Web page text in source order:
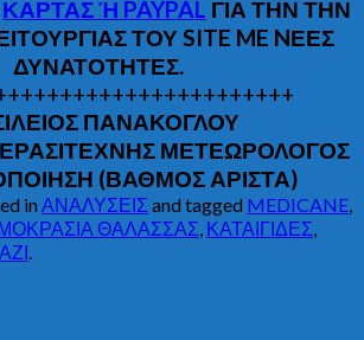
ΚΑΡΤΑΣ Ή PAYPAL ΓΙΑ ΤΗΝ ΤΗΝ
ΤΟΥ SITE ME NΕΕΣ
ΔΥΝΑΤΟΤΗΤΕΣ.
ΠΑΝΑΚΟΓΛΟΥ
ΜΕΤΕΩΡΟΛΟΓΟΣ
(ΒΑΘΜΟΣ ΑΡΙΣΤΑ)
inΑΝΑΛΥΣΕΙΣ and tagged MEDICANE,
ΘΑΛΑΣΣΑΣ, ΚΑΤΑΙΓΙΔΕΣ,
.